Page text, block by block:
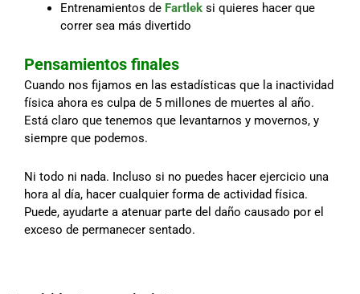
Entrenamientos de Fartlek si quieres hacer que
correr sea más divertido
Pensamientos finales
Cuando nos fijamos en las estadísticas que la inactividad
física ahora es culpa de 5 millones de muertes al año.
Está claro que tenemos que levantarnos y movernos, y
siempre que podemos.
Ni todo ni nada. Incluso si no puedes hacer ejercicio una
hora al día, hacer cualquier forma de actividad física.
Puede, ayudarte a atenuar parte del daño causado por el
exceso de permanecer sentado.